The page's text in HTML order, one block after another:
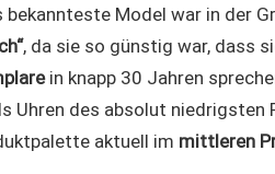
bekannteste Model war in der
, da sie so günstig war, dass
in knapp 30 Jahren
Uhren des absolut
aktuell im mittleren